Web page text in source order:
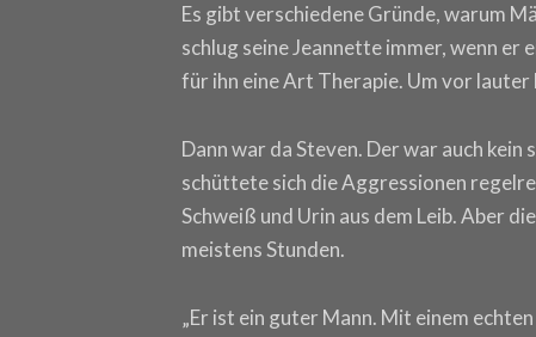
Es gibt verschiedene Gründe, warum
schlug seine Jeannette immer, wenn er
für ihn eine Art Therapie. Um vor
Dann war da Steven. Der war auch
schüttete sich die Aggressionen
Schweiß und Urin aus dem Leib. Aber
meistens Stunden.
„Er ist ein guter Mann. Mit einem